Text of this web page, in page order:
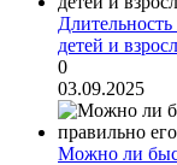
детей и
0
03.09.2025
Можно ли